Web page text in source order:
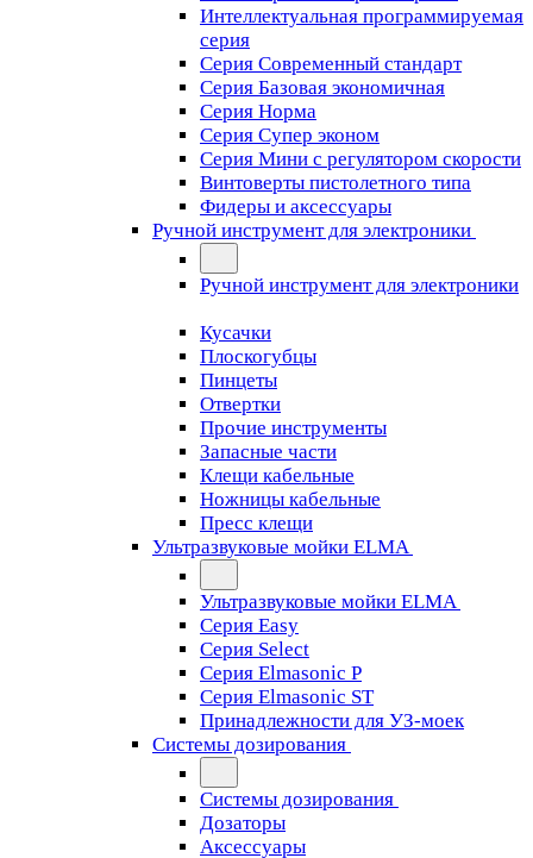
Интеллектуальная программируемая
серия
Серия Современный стандарт
Серия Базовая экономичная
Серия Норма
Серия Cупер эконом
Серия Мини с регулятором скорости
Винтоверты пистолетного типа
Фидеры и аксессуары
Ручной инструмент для электроники
Ручной инструмент для электроники
Кусачки
Плоскогубцы
Пинцеты
Отвертки
Прочие инструменты
Запасные части
Клещи кабельные
Ножницы кабельные
Пресс клещи
Ультразвуковые мойки ELMA
Ультразвуковые мойки ELMA
Серия Easy
Серия Select
Серия Elmasonic P
Серия Elmasonic ST
Принадлежности для УЗ-моек
Системы дозирования
Системы дозирования
Дозаторы
Аксессуары